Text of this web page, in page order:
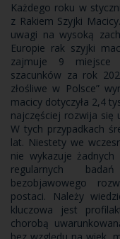
Każdego roku w
z Rakiem Szyjki
uwagi na wysoką
Europie rak szyjki
zajmuje 9 miejsce
szacunków za rok
złośliwe w Polsce”
macicy dotyczyła 2,4
najczęściej rozwija się
W tych przypadkach
lat. Niestety we
nie wykazuje
regularnych
bezobjawowego
postaci. Należy
kluczowa jest
chorobą